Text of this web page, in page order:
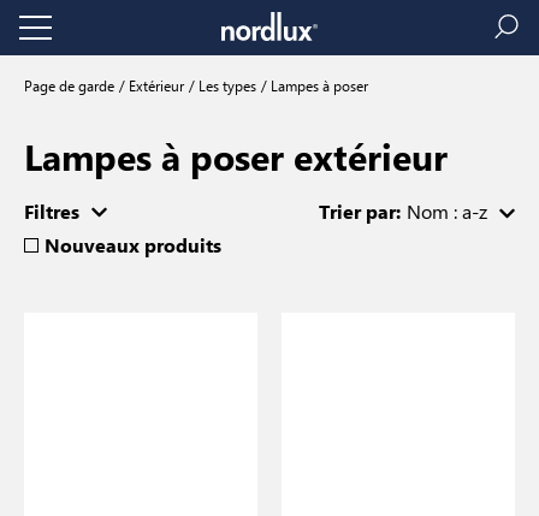
Page de garde Extérieur Les types Lampes à poser
Lampes à poser extérieur
Trier par: Nom : a-z
Filtres
Nouveaux produits